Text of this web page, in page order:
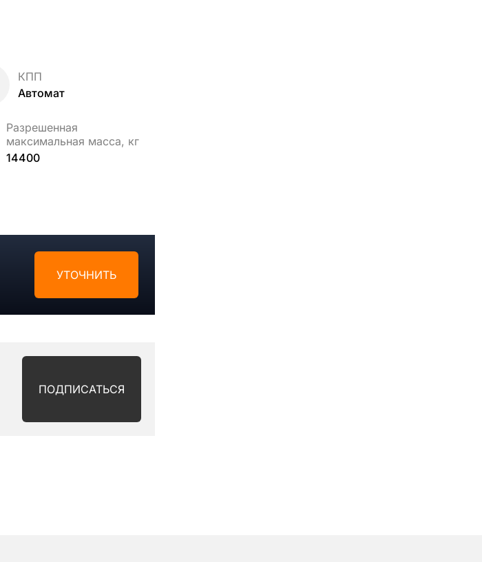
КПП
Автомат
Разрешенная
максимальная масса, кг
14400
УТОЧНИТЬ
ПОДПИСАТЬСЯ